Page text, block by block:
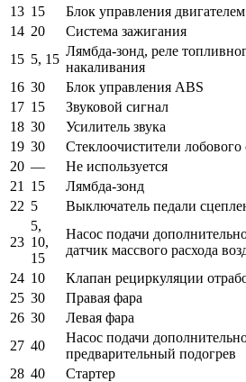
13 15
Блок управления двигателем
14 20
Система зажигания
15 5, 15
Лямбда-зонд, реле
накаливания
16 30
Блок управления ABS
17 15
Звуковой сигнал
18 30
Усилитель звука
19 30
Стеклоочистители лобового
20 —
Не используется
21
15
Лямбда-зонд
22 5 Выключатель педали
23
5,
10,
15
Насос подачи
датчик массвого расхода
24 10
Клапан рециркуляции
25 30
Правая фара
26 30
Левая фара
27 40
Насос подачи
предварительный подогрев
28 40
Стартер